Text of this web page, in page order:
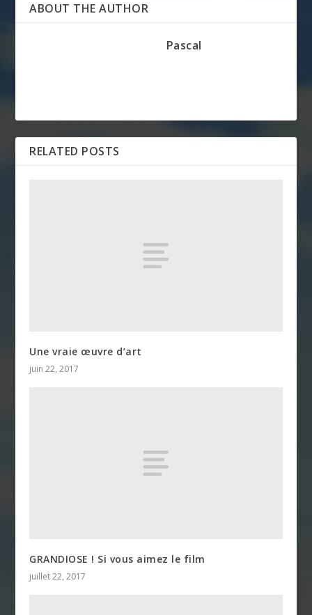
ABOUT THE AUTHOR
Pascal
RELATED POSTS
Une vraie œuvre d’art
juin 22, 2017
GRANDIOSE ! Si vous aimez le film
juillet 22, 2017